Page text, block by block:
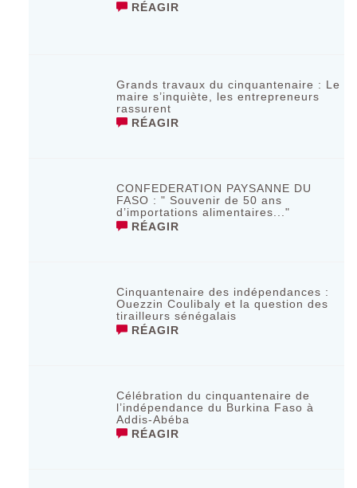
RÉAGIR
Grands travaux du cinquantenaire : Le
maire s’inquiète, les entrepreneurs
rassurent
RÉAGIR
CONFEDERATION PAYSANNE DU
FASO : " Souvenir de 50 ans
d’importations alimentaires..."
RÉAGIR
Cinquantenaire des indépendances :
Ouezzin Coulibaly et la question des
tirailleurs sénégalais
RÉAGIR
Célébration du cinquantenaire de
l’indépendance du Burkina Faso à
Addis-Abéba
RÉAGIR